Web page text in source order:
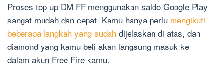
Proses top up DM FF menggunakan saldo Google Play
sangat mudah dan cepat. Kamu hanya perlu mengikuti
beberapa langkah yang sudah dijelaskan di atas, dan
diamond yang kamu beli akan langsung masuk ke
dalam akun Free Fire kamu.